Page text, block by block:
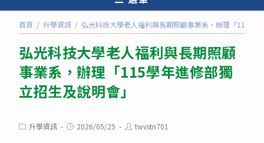
首頁 / 升學資訊 / 弘光科技大學老人福利與長期照顧事業系，辦理「115學
弘光科技大學老人福利與長期照顧
事業系，辦理「115學年進修部獨
立招生及說明會」
Post升學資訊
Post2026/05/25
Posttwvstn701